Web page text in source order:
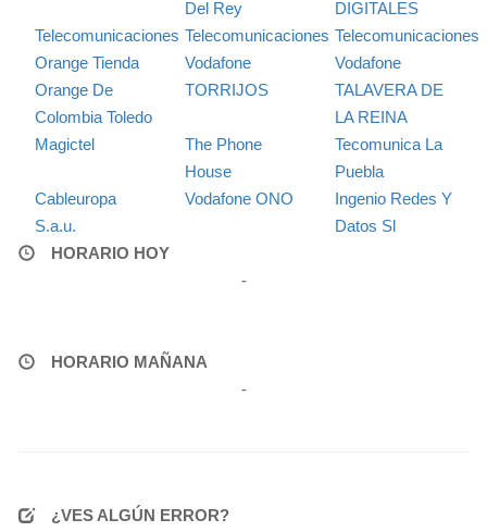
Del Rey
DIGITALES
Telecomunicaciones
Orange Tienda
Orange De
Colombia Toledo
Telecomunicaciones
Vodafone
TORRIJOS
Telecomunicaciones
Vodafone
TALAVERA DE
LA REINA
Magictel
The Phone
House
Tecomunica La
Puebla
Cableuropa
S.a.u.
Vodafone ONO
Ingenio Redes Y
Datos Sl
HORARIO HOY
-
HORARIO MAÑANA
-
¿VES ALGÚN ERROR?